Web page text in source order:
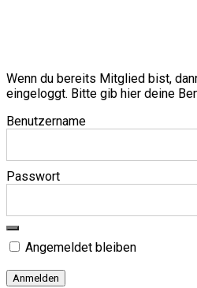
Wenn du bereits Mitglied bist,
eingeloggt. Bitte gib hier deine
Benutzername
Passwort
Angemeldet bleiben